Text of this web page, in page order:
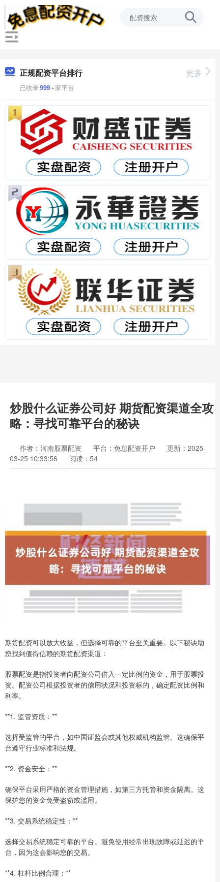
正规配资平台排行
已收录999+家平台
更多
炒股什么证券公司好 期货配资渠道全攻
略：寻找可靠平台的秘诀
作者：河南股票配资 平台：免息配资开户
更新：2025-
03-25 10:33:56
阅读：54
期货配资可以放大收益，但选择可靠的平台至关重要。以下秘诀助
您找到值得信赖的期货配资渠道：
股票配资是指投资者向配资公司借入一定比例的资金，用于股票投
资。配资公司根据投资者的信用状况和投资标的，确定配资比例和
利率。
**1. 监管资质：**
选择受监管的平台，如中国证监会或其他权威机构监管。这确保平
台遵守行业标准和法规。
**2. 资金安全：**
确保平台采用严格的资金管理措施，如第三方托管和资金隔离。这
保护您的资金免受盗窃或滥用。
**3. 交易系统稳定性：**
选择交易系统稳定可靠的平台。避免使用经常出现故障或延迟的平
台，因为这会影响您的交易。
**4. 杠杆比例合理：**